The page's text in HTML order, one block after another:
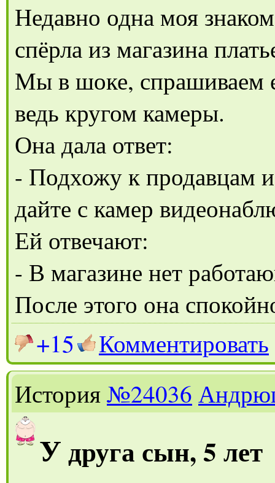
Недавно одна моя
спёрла из магазина
Мы в шоке, спрашиваем
ведь кругом камеры.
Она дала ответ:
- Подхожу к продавцам
дайте с камер
Ей отвечают:
- В магазине нет
После этого она
+15
Комментировать
История№24036
Удруга сын, 5 лет